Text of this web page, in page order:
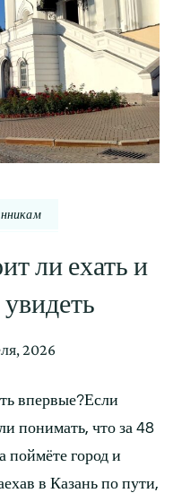
ли ехать и
2026
впервые?Если
понимать, что за 48
поймёте город и
в Казань по пути,